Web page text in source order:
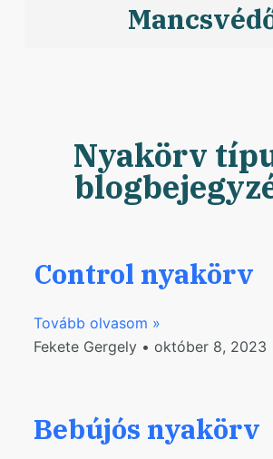
Nyakörv
Control nyakörv
Tovább olvasom »
Fekete Gergely
október 8, 2023
Bebújós nyakörv